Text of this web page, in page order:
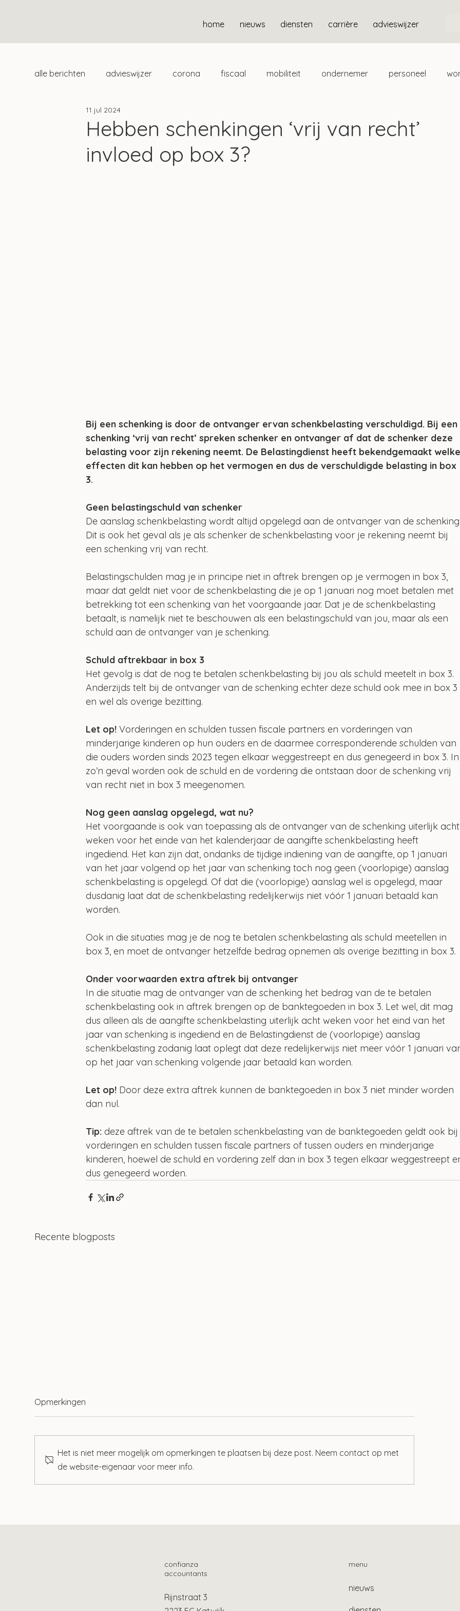
home nieuws diensten carrière advieswijzer
alle berichten advieswijzer corona fiscaal mobiliteit ondernemer personeel
duurzaam home
Hebben schenkingen ‘vrij van recht’
invloed op box 3?
11 jul 2024
Bij een schenking is door de ontvanger ervan schenkbelasting verschuldigd. Bij een
schenking ‘vrij van recht’ spreken schenker en ontvanger af dat de schenker deze
belasting voor zijn rekening neemt. De Belastingdienst heeft bekendgemaakt
effecten dit kan hebben op het vermogen en dus de verschuldigde belasting in box
3.
Geen belastingschuld van schenker
De aanslag schenkbelasting wordt altijd opgelegd aan de ontvanger van de
Dit is ook het geval als je als schenker de schenkbelasting voor je rekening neemt bij
een schenking vrij van recht.
Belastingschulden mag je in principe niet in aftrek brengen op je vermogen in box 3,
maar dat geldt niet voor de schenkbelasting die je op 1 januari nog moet betalen met
betrekking tot een schenking van het voorgaande jaar. Dat je de schenkbelasting
betaalt, is namelijk niet te beschouwen als een belastingschuld van jou, maar als een
schuld aan de ontvanger van je schenking.
Schuld aftrekbaar in box 3
Het gevolg is dat de nog te betalen schenkbelasting bij jou als schuld meetelt in box 3.
Anderzijds telt bij de ontvanger van de schenking echter deze schuld ook mee in box 3
en wel als overige bezitting.
Let op! Vorderingen en schulden tussen fiscale partners en vorderingen van
minderjarige kinderen op hun ouders en de daarmee corresponderende schulden van
die ouders worden sinds 2023 tegen elkaar weggestreept en dus genegeerd in box 3.
zo’n geval worden ook de schuld en de vordering die ontstaan door de schenking vrij
van recht niet in box 3 meegenomen.
Nog geen aanslag opgelegd, wat nu?
Het voorgaande is ook van toepassing als de ontvanger van de schenking uiterlijk
weken voor het einde van het kalenderjaar de aangifte schenkbelasting heeft
ingediend. Het kan zijn dat, ondanks de tijdige indiening van de aangifte, op 1 januari
van het jaar volgend op het jaar van schenking toch nog geen (voorlopige) aanslag
schenkbelasting is opgelegd. Of dat die (voorlopige) aanslag wel is opgelegd, maar
dusdanig laat dat de schenkbelasting redelijkerwijs niet vóór 1 januari betaald kan
worden.
Ook in die situaties mag je de nog te betalen schenkbelasting als schuld meetellen in
box 3, en moet de ontvanger hetzelfde bedrag opnemen als overige bezitting in box 3.
Onder voorwaarden extra aftrek bij ontvanger
In die situatie mag de ontvanger van de schenking het bedrag van de te betalen
schenkbelasting ook in aftrek brengen op de banktegoeden in box 3. Let wel, dit mag
dus alleen als de aangifte schenkbelasting uiterlijk acht weken voor het eind van het
jaar van schenking is ingediend en de Belastingdienst de (voorlopige) aanslag
schenkbelasting zodanig laat oplegt dat deze redelijkerwijs niet meer vóór 1 januari
op het jaar van schenking volgende jaar betaald kan worden.
Let op! Door deze extra aftrek kunnen de banktegoeden in box 3 niet minder worden
dan nul.
Tip: deze aftrek van de te betalen schenkbelasting van de banktegoeden geldt ook
vorderingen en schulden tussen fiscale partners of tussen ouders en minderjarige
kinderen, hoewel de schuld en vordering zelf dan in box 3 tegen elkaar weggestreept
dus genegeerd worden.
Recente blogposts
Wet tegenbewijsregeling box
Zo vind je het fiscale
In principe geen
Opmerkingen
Het is niet meer mogelijk om opmerkingen te plaatsen bij deze post. Neem contact op met
de website-eigenaar voor meer info.
confianza
accountants
Rijnstraat 3
menu
nieuws